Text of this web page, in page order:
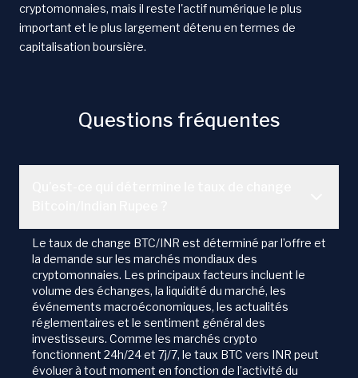
cryptomonnaies, mais il reste l'actif numérique le plus
important et le plus largement détenu en termes de
capitalisation boursière.
Questions fréquentes
Le taux de change BTC/INR est déterminé par l’offre et
la demande sur les marchés mondiaux des
cryptomonnaies. Les principaux facteurs incluent le
volume des échanges, la liquidité du marché, les
événements macroéconomiques, les actualités
réglementaires et le sentiment général des
investisseurs. Comme les marchés crypto
fonctionnent 24h/24 et 7j/7, le taux BTC vers INR peut
évoluer à tout moment en fonction de l’activité du